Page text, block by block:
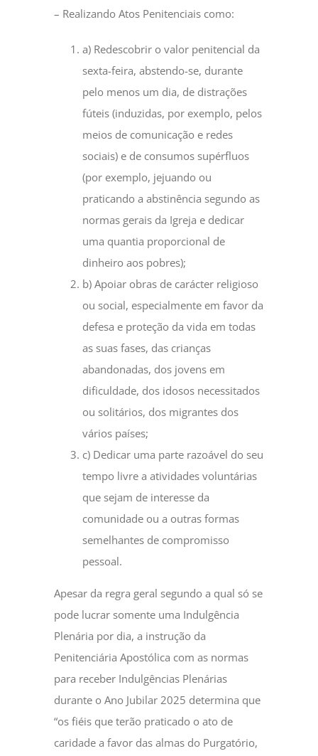
– Realizando Atos Penitenciais como:
a) Redescobrir o valor penitencial da
sexta-feira, abstendo-se, durante
pelo menos um dia, de distrações
fúteis (induzidas, por exemplo, pelos
meios de comunicação e redes
sociais) e de consumos supérfluos
(por exemplo, jejuando ou
praticando a abstinência segundo as
normas gerais da Igreja e dedicar
uma quantia proporcional de
dinheiro aos pobres);
b) Apoiar obras de carácter religioso
ou social, especialmente em favor da
defesa e proteção da vida em todas
as suas fases, das crianças
abandonadas, dos jovens em
dificuldade, dos idosos necessitados
ou solitários, dos migrantes dos
vários países;
c) Dedicar uma parte razoável do seu
tempo livre a atividades voluntárias
que sejam de interesse da
comunidade ou a outras formas
semelhantes de compromisso
pessoal.
Apesar da regra geral segundo a qual só se
pode lucrar somente uma Indulgência
Plenária por dia, a instrução da
Penitenciária Apostólica com as normas
para receber Indulgências Plenárias
durante o Ano Jubilar 2025 determina que
“os fiéis que terão praticado o ato de
caridade a favor das almas do Purgatório,